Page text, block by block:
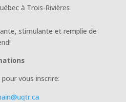
à Trois-Rivières
stimulante et remplie de
vous inscrire: